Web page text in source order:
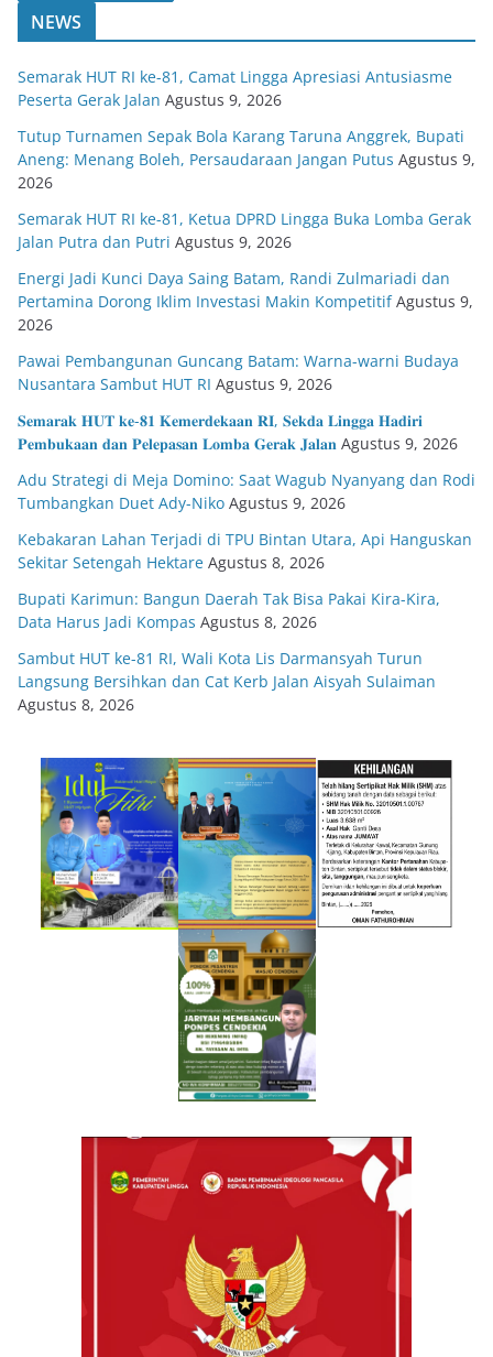
NEWS
Semarak HUT RI ke-81, Camat Lingga Apresiasi Antusiasme
Peserta Gerak Jalan Agustus 9, 2026
Tutup Turnamen Sepak Bola Karang Taruna Anggrek, Bupati
Aneng: Menang Boleh, Persaudaraan Jangan Putus Agustus 9,
2026
Semarak HUT RI ke-81, Ketua DPRD Lingga Buka Lomba Gerak
Jalan Putra dan Putri Agustus 9, 2026
Energi Jadi Kunci Daya Saing Batam, Randi Zulmariadi dan
Pertamina Dorong Iklim Investasi Makin Kompetitif Agustus 9,
2026
Pawai Pembangunan Guncang Batam: Warna-warni Budaya
Nusantara Sambut HUT RI Agustus 9, 2026
𝐒𝐞𝐦𝐚𝐫𝐚𝐤 𝐇𝐔𝐓 𝐤𝐞-𝟖𝟏 𝐊𝐞𝐦𝐞𝐫𝐝𝐞𝐤𝐚𝐚𝐧 𝐑𝐈, 𝐒𝐞𝐤𝐝𝐚 𝐋𝐢𝐧𝐠𝐠𝐚 𝐇𝐚𝐝𝐢𝐫𝐢
𝐏𝐞𝐦𝐛𝐮𝐤𝐚𝐚𝐧 𝐝𝐚𝐧 𝐏𝐞𝐥𝐞𝐩𝐚𝐬𝐚𝐧 𝐋𝐨𝐦𝐛𝐚 𝐆𝐞𝐫𝐚𝐤 𝐉𝐚𝐥𝐚𝐧 Agustus 9, 2026
Adu Strategi di Meja Domino: Saat Wagub Nyanyang dan Rodi
Tumbangkan Duet Ady-Niko Agustus 9, 2026
Kebakaran Lahan Terjadi di TPU Bintan Utara, Api Hanguskan
Sekitar Setengah Hektare Agustus 8, 2026
Bupati Karimun: Bangun Daerah Tak Bisa Pakai Kira-Kira,
Data Harus Jadi Kompas Agustus 8, 2026
Sambut HUT ke-81 RI, Wali Kota Lis Darmansyah Turun
Langsung Bersihkan dan Cat Kerb Jalan Aisyah Sulaiman
Agustus 8, 2026